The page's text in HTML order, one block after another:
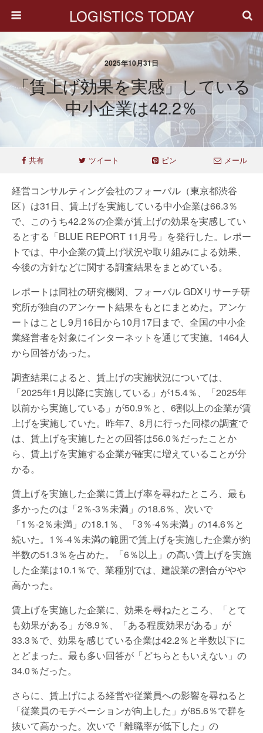
LOGISTICS TODAY
2025年10月31日
「賃上げ効果を実感」している
中小企業は42.2％
共有 ツイート ピン メール
経営コンサルティング会社のフォーバル（東京都渋谷
区）は31日、賃上げを実施している中小企業は66.3％
で、このうち42.2％の企業が賃上げの効果を実感してい
るとする「BLUE REPORT 11月号」を発行した。レポー
トでは、中小企業の賃上げ状況や取り組みによる効果、
今後の方針などに関する調査結果をまとめている。
レポートは同社の研究機関、フォーバル GDXリサーチ研
究所が独自のアンケート結果をもとにまとめた。アンケ
ートはことし9月16日から10月17日まで、全国の中小企
業経営者を対象にインターネットを通じて実施。1464人
から回答があった。
調査結果によると、賃上げの実施状況については、
「2025年1月以降に実施している」が15.4％、「2025年
以前から実施している」が50.9％と、6割以上の企業が賃
上げを実施していた。昨年7、8月に行った同様の調査で
は、賃上げを実施したとの回答は56.0％だったことか
ら、賃上げを実施する企業が確実に増えていることが分
かる。
賃上げを実施した企業に賃上げ率を尋ねたところ、最も
多かったのは「2％-3％未満」の18.6％、次いで
「1％-2％未満」の18.1％、「3％-4％未満」の14.6％と
続いた。1％-4％未満の範囲で賃上げを実施した企業が約
半数の51.3％を占めた。「6％以上」の高い賃上げを実施
した企業は10.1％で、業種別では、建設業の割合がやや
高かった。
賃上げを実施した企業に、効果を尋ねたところ、「とて
も効果がある」が8.9％、「ある程度効果がある」が
33.3％で、効果を感じている企業は42.2％と半数以下に
とどまった。最も多い回答が「どちらともいえない」の
34.0％だった。
さらに、賃上げによる経営や従業員への影響を尋ねると
「従業員のモチベーションが向上した」が85.6％で群を
抜いて高かった。次いで「離職率が低下した」の